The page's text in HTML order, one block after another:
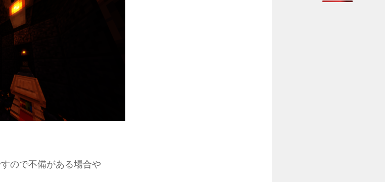
ので不備がある場合や